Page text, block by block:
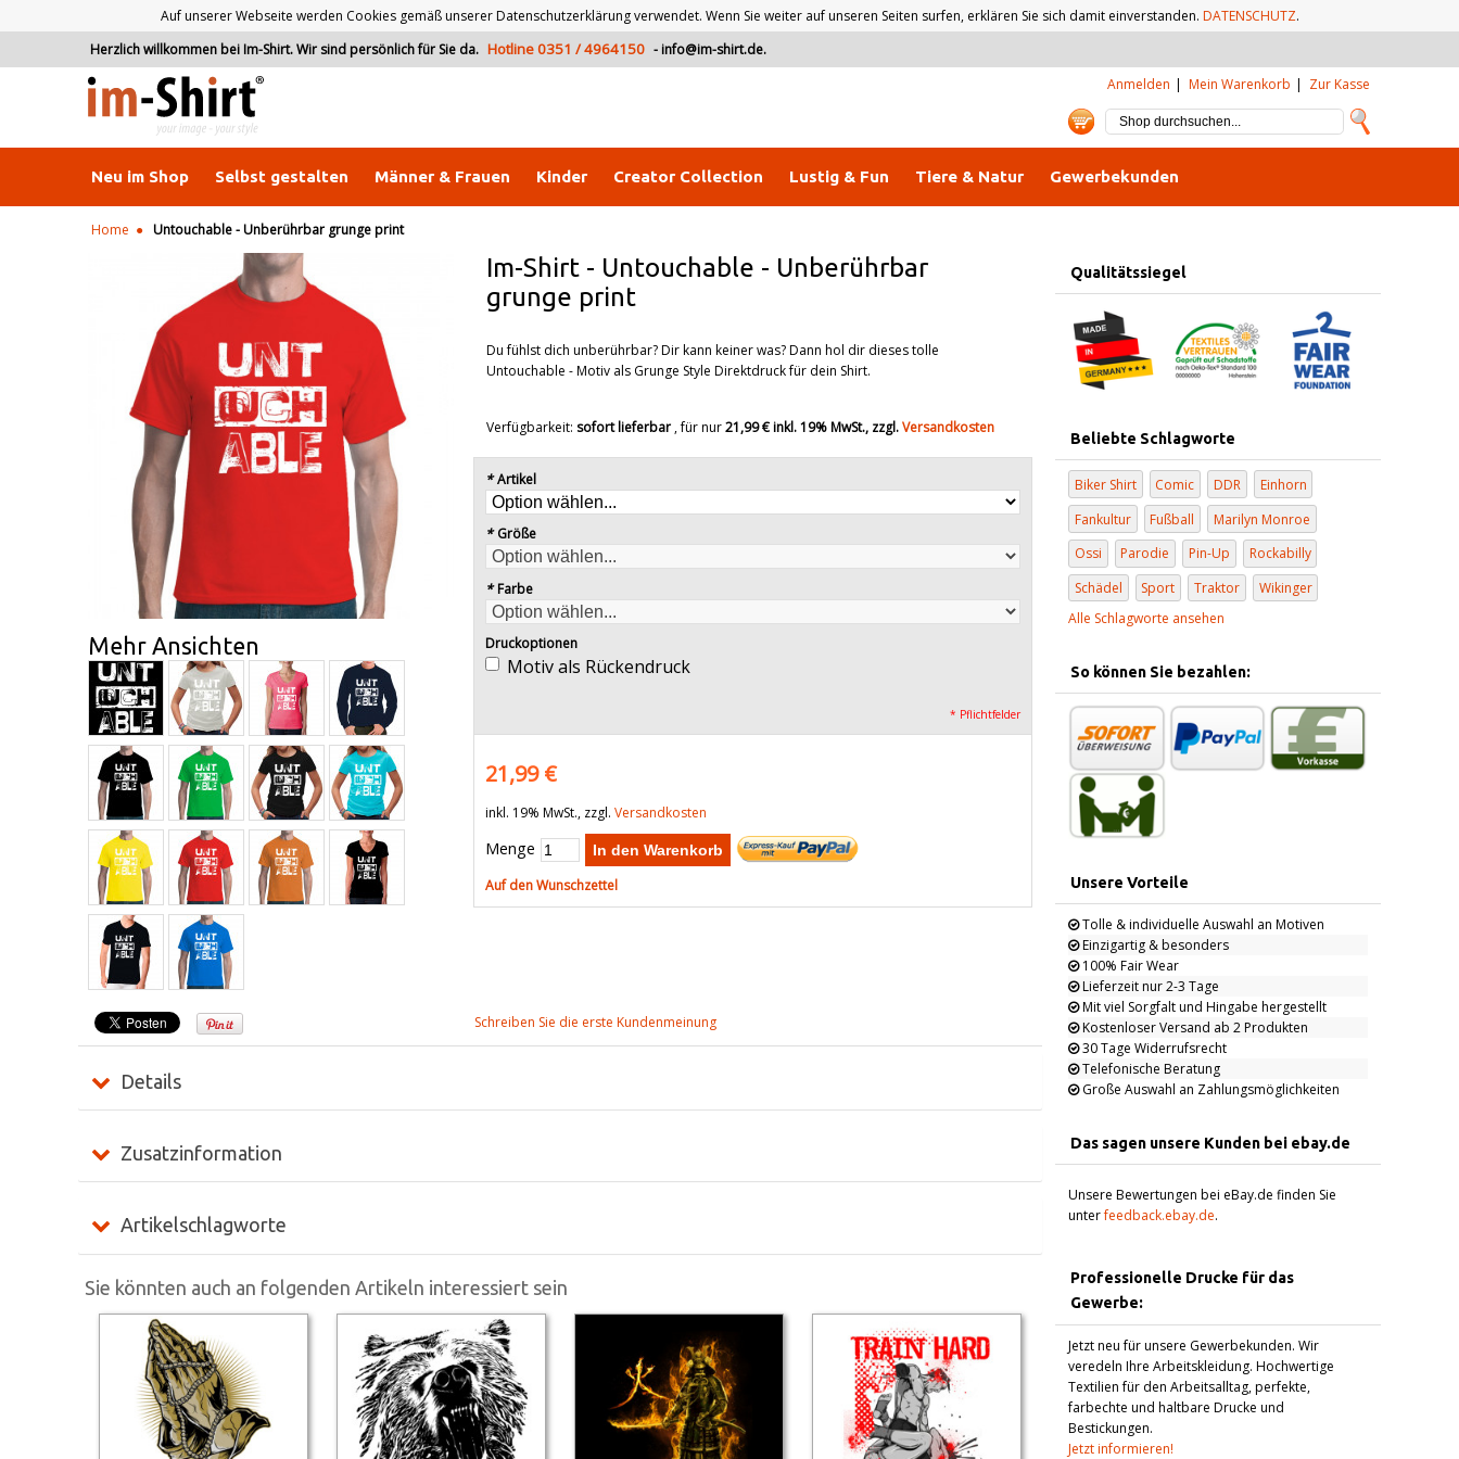
Auf unserer Webseite werden Cookies gemäß unserer Datenschutzerklärung verwendet. Wenn Sie weiter auf unseren Seiten surfen, erklären Sie sich damit einverstanden. DATENSCHUTZ.
Herzlich willkommen bei Im-Shirt. Wir sind persönlich für Sie da. Hotline 0351 / 4964150 - info@im-shirt.de.
Anmelden
Mein Warenkorb Zur Kasse
Neu im Shop Selbst gestalten Männer & Frauen Kinder Creator Collection Lustig & Fun Tiere & Natur Gewerbekunden
Home Untouchable - Unberührbar grunge print
Im-Shirt - Untouchable - Unberührbar
grunge print
Mehr Ansichten
Du fühlst dich unberührbar? Dir kann keiner was? Dann hol dir dieses tolle
Untouchable - Motiv als Grunge Style Direktdruck für dein Shirt.
Verfügbarkeit:sofort lieferbar , für nur21,99 €inkl. 19% MwSt., zzgl.Versandkosten
* Artikel
* Größe
* Farbe
Druckoptionen
Motiv als Rückendruck
* Pflichtfelder
21,99 €
inkl. 19% MwSt., zzgl.Versandkosten
Menge In den Warenkorb
Auf den Wunschzettel
Schreiben Sie die erste Kundenmeinung
Details
Zusatzinformation
Artikelschlagworte
Sie könnten auch an folgenden Artikeln interessiert sein
>
Qualitätssiegel
Beliebte Schlagworte
Biker Shirt Comic DDR
Einhorn
Fankultur
Fußball
Marilyn Monroe
Ossi
Parodie Pin-Up
Rockabilly
Schädel
Sport Traktor
Wikinger
Alle Schlagworte ansehen
So können Sie bezahlen:
Unsere Vorteile
Tolle & individuelle Auswahl an Motiven
Einzigartig & besonders
100% Fair Wear
Lieferzeit nur 2-3 Tage
Mit viel Sorgfalt und Hingabe hergestellt
Kostenloser Versand ab 2 Produkten
30 Tage Widerrufsrecht
Telefonische Beratung
Große Auswahl an Zahlungsmöglichkeiten
Das sagen unsere Kunden bei ebay.de
Unsere Bewertungen bei eBay.de finden Sie
unterfeedback.ebay.de.
Professionelle Drucke für das
Gewerbe:
Jetzt neu für unsere Gewerbekunden. Wir
veredeln Ihre Arbeitskleidung. Hochwertige
Textilien für den Arbeitsalltag, perfekte,
farbechte und haltbare Drucke und
Bestickungen.
Jetzt informieren!